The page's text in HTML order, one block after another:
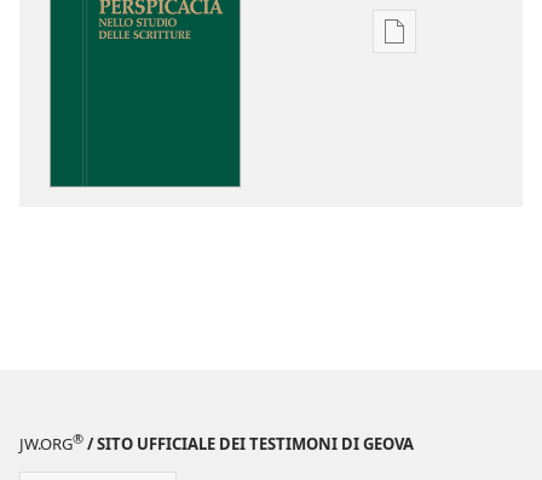
Opzioni
JW.ORG® / SITO UFFICIALE DEI TESTIMONI DI GEOVA